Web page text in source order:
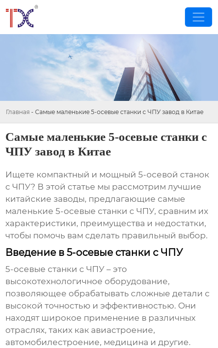
Главная - Самые маленькие 5-осевые станки с ЧПУ завод в Китае
Самые маленькие 5-осевые станки с
ЧПУ завод в Китае
Ищете компактный и мощный 5-осевой станок
с ЧПУ? В этой статье мы рассмотрим лучшие
китайские заводы, предлагающие самые
маленькие 5-осевые станки с ЧПУ, сравним их
характеристики, преимущества и недостатки,
чтобы помочь вам сделать правильный выбор.
Введение в 5-осевые станки с ЧПУ
5-осевые станки с ЧПУ – это
высокотехнологичное оборудование,
позволяющее обрабатывать сложные детали с
высокой точностью и эффективностью. Они
находят широкое применение в различных
отраслях, таких как авиастроение,
автомобилестроение, медицина и другие.